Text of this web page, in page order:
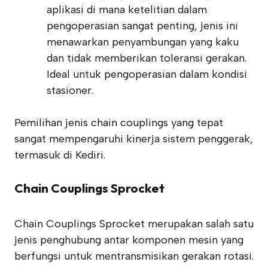
aplikasi di mana ketelitian dalam
pengoperasian sangat penting, jenis ini
menawarkan penyambungan yang kaku
dan tidak memberikan toleransi gerakan.
Ideal untuk pengoperasian dalam kondisi
stasioner.
Pemilihan jenis chain couplings yang tepat
sangat mempengaruhi kinerja sistem penggerak,
termasuk di Kediri.
Chain Couplings Sprocket
Chain Couplings Sprocket merupakan salah satu
jenis penghubung antar komponen mesin yang
berfungsi untuk mentransmisikan gerakan rotasi.